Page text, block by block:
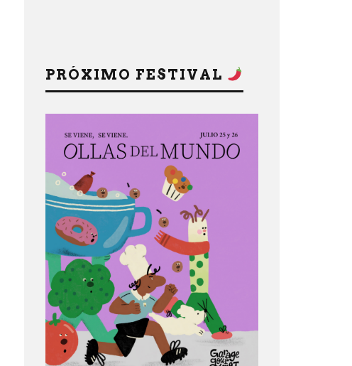
PRÓXIMO FESTIVAL